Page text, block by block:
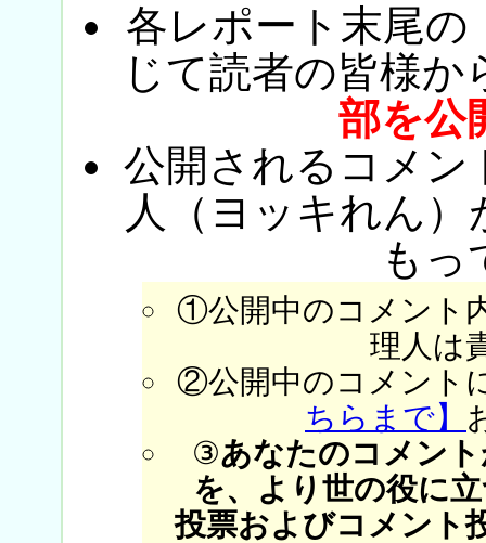
各レポート末尾の
じて読者の皆様か
部を公
公開されるコメン
人（ヨッキれん
もっ
①公開中のコメント
理人は
②公開中のコメント
ちらまで】
③あなたのコメン
を、より世の役に
投票およびコメント